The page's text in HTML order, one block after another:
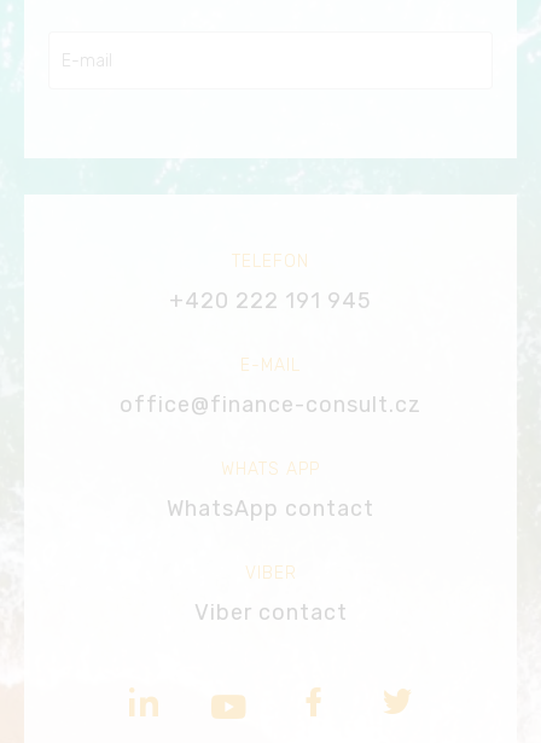
TELEFON
+420 222 191 945
E-MAIL
office@finance-consult.cz
WHATS APP
WhatsApp contact
VIBER
Viber contact